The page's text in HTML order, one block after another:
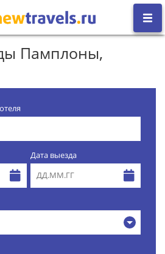
Памплоны,
Дата выезда